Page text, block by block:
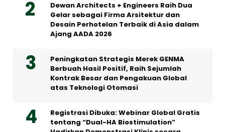
Dewan Architects + Engineers Raih Dua
Gelar sebagai Firma Arsitektur dan
Desain Perhotelan Terbaik di Asia dalam
Ajang AADA 2026
Peningkatan Strategis Merek GENMA
Berbuah Hasil Positif, Raih Sejumlah
Kontrak Besar dan Pengakuan Global
atas Teknologi Otomasi
Registrasi Dibuka: Webinar Global Gratis
tentang “Dual-HA Biostimulation”